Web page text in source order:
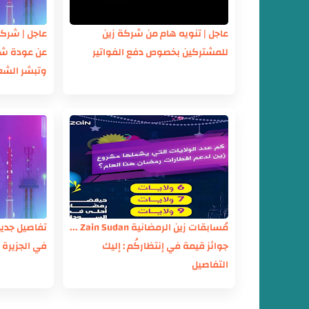
عاجل | تنويه هام من شركة زين
للمشتركين بخصوص دفع الفواتير
عن عودة
وتبشر
مُسابقات زين الرمضانية Zain Sudan ...
جوائز قيمة في إنتظاركُم : إليك
التفاصيل
تفاصيل
في